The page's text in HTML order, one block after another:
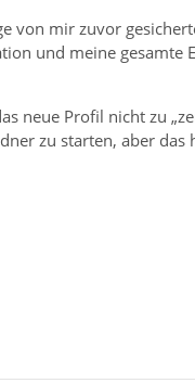
von mir zuvor
und meine gesamte
neue Profil nicht zu
zu starten, aber das